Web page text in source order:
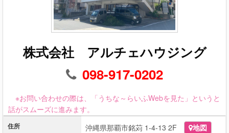
株式会社 アルチェハウジング
098-917-0202
※お問い合わせの際は、「うちな～らいふWebを見た」というと
話がスムーズに進みます。
住所 沖縄県那覇市銘苅 1-4-13 2F 地図